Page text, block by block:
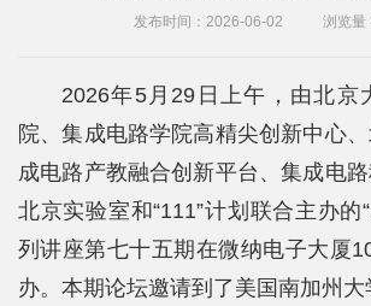
院
概
况
发布时间：2026-06-02 浏览量
2026年5月29日上午，由北京
院、集成电路学院高精尖创新中心
成电路产教融合创新平台、集成电
北京实验室和“111”计划联合主办的
列讲座第七十五期在微纳电子大厦
办。本期论坛邀请到了美国南加州